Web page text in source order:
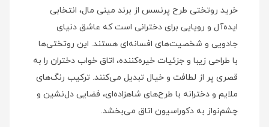
خرید روتختی طرح پرنسس از برند مینی‌ مال، انتخابی
ایده‌آل و رویایی برای دخترانی است که عاشق دنیای
جادویی و شخصیت‌های افسانه‌ای هستند. این روتختی‌ها
با طراحی زیبا و جزئیات خیره‌کننده، اتاق خواب دختران را به
قصری پر از لطافت و خیال تبدیل می‌کنند. ترکیب رنگ‌های
ملایم و دخترانه با طرح‌های شاهزاده‌ای، فضایی دل‌نشین و
چشم‌نواز به دکوراسیون اتاق می‌بخشد.